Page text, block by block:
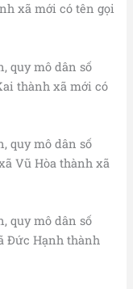
xã mới có tên gọi
quy mô dân số
thành xã mới có
quy mô dân số
Vũ Hòa thành xã
quy mô dân số
Đức Hạnh thành